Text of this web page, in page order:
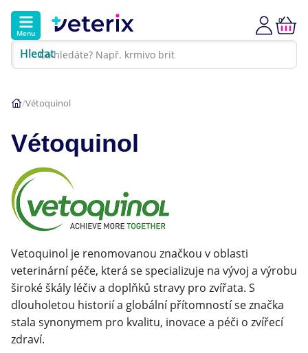
Menu
Hledat
0
Akce
Psi
Kočky
Veterinární diety
Dárkové poukazy
Klinika Veterix
Vétoquinol
Vétoquinol
Vetoquinol je renomovanou značkou v oblasti
veterinární péče, která se specializuje na vývoj a výrobu
široké škály léčiv a doplňků stravy pro zvířata. S
dlouholetou historií a globální přítomností se značka
stala synonymem pro kvalitu, inovace a péči o zvířecí
zdraví.